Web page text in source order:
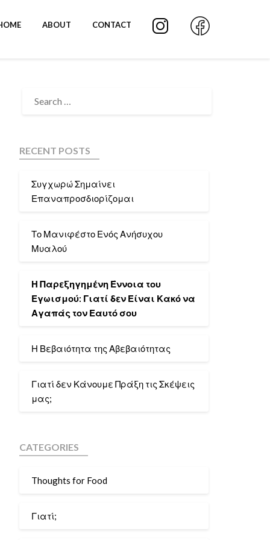
ABOUT CONTACT
RECENT POSTS
Συγχωρώ Σημαίνει
Επαναπροσδιορίζομαι
Το Μανιφέστο Ενός Ανήσυχου
Μυαλού
Η Παρεξηγημένη Έννοια του
Εγωισμού: Γιατί δεν Είναι Κακό να
Αγαπάς τον Εαυτό σου
Η Βεβαιότητα της Αβεβαιότητας
Γιατί δεν Κάνουμε Πράξη τις Σκέψεις
μας;
CATEGORIES
Thoughts for Food
Γιατί;